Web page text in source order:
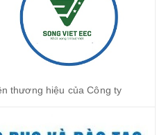
thương hiệu của Công ty